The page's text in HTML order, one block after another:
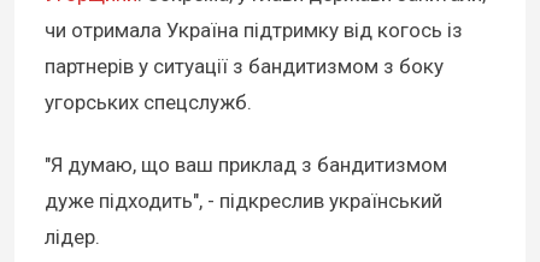
чи отримала Україна підтримку від когось із
партнерів у ситуації з бандитизмом з боку
угорських спецслужб.
"Я думаю, що ваш приклад з бандитизмом
дуже підходить", - підкреслив український
лідер.